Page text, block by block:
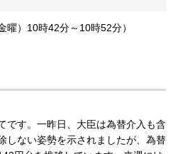
曜）10時42分～10時52分）
です。一昨日、大臣は為替介入も含
しない姿勢を示されましたが、為替